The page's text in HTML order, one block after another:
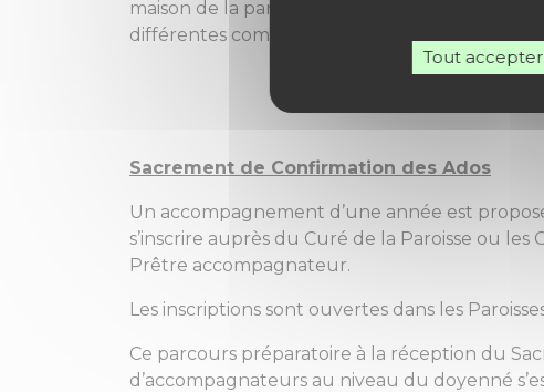
maison de la paroisse les mercredis et
différentes communautés.
Sacrement de Confirmation des Ados
Un accompagnement d’une année est
s’inscrire auprès du Curé de la Paroisse ou
Prêtre accompagnateur.
Les inscriptions sont ouvertes dans les
Ce parcours préparatoire à la réception du
d’accompagnateurs au niveau du doyenné
Tout accepter